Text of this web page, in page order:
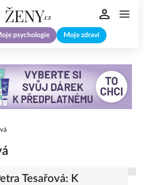
psychologie Moje zdraví
Tesařová: K